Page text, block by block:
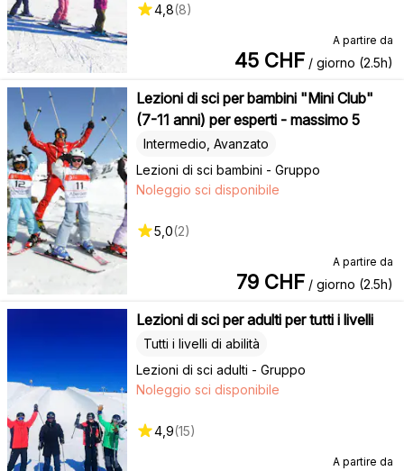
4,8(8)
A partire da
45 CHF / giorno (2.5h)
Lezioni di sci per bambini "Mini Club"
(7-11 anni) per esperti - massimo 5
Lezioni di sci bambini - Gruppo
Intermedio, Avanzato
Noleggio sci disponibile
5,0(2)
A partire da
79 CHF / giorno (2.5h)
Lezioni di sci per adulti per tutti i livelli
Lezioni di sci adulti - Gruppo
Tutti i livelli di abilità
Noleggio sci disponibile
4,9(15)
A partire da